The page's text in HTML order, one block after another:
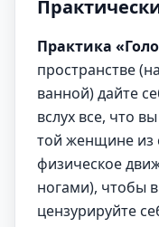
Практика
пространстве
ванной) дайте
вслух все, что
той женщине из
физическое
ногами), чтобы
цензурируйте